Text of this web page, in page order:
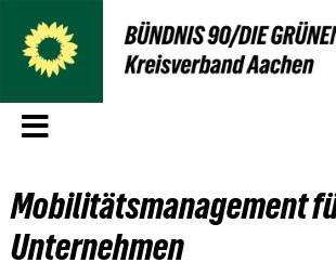
Menü
Mobilitätsmanagement
Unternehmen